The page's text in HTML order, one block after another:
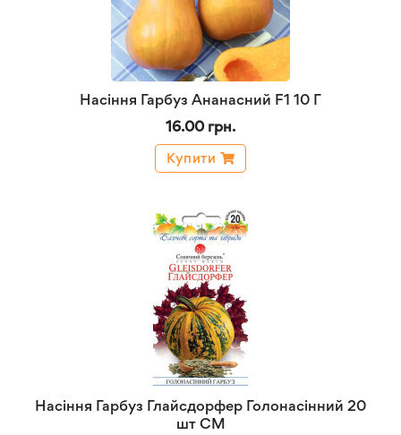
Насіння Гарбуз Ананасний F1 10 Г
16.00 грн.
Купити
Насіння Гарбуз Глайсдорфер Голонасінний 20
шт СМ